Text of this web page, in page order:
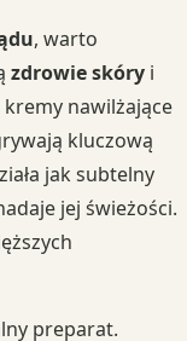
, warto
zdrowie skóry i
nawilżające
kluczową
jak subtelny
jej świeżości.
preparat.